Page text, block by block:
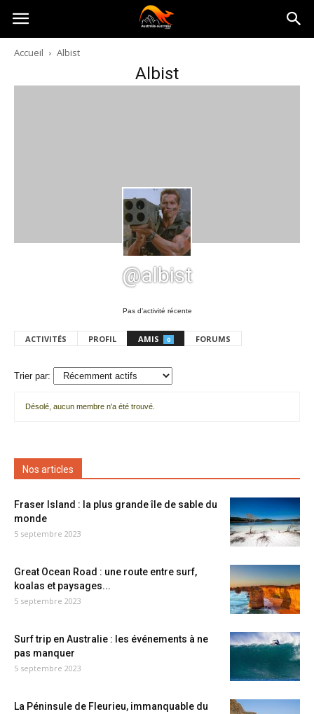
Australia-
australie.com
Accueil Albist
Albist
@albist
Pas d’activité récente
ACTIVITÉS PROFIL AMIS 0 FORUMS
Trier par:
amis
Désolé, aucun membre n'a été trouvé.
Nos articles
Fraser Island : la plus grande île de sable du
monde
5 septembre 2023
Great Ocean Road : une route entre surf,
koalas et paysages...
5 septembre 2023
Surf trip en Australie : les événements à ne
pas manquer
5 septembre 2023
La Péninsule de Fleurieu, immanquable du